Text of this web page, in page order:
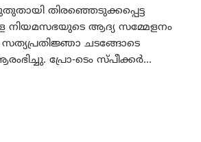
തിരഞ്ഞെടുക്കപ്പെട്ട
നിയമസഭയുടെ ആദ്യ സമ്മേളനം
ചടങ്ങോടെ
പ്രോ-ടെം സ്പീക്കർ...